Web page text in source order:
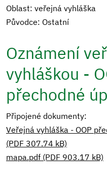
Oblast: veřejná vyhláška
Původce: Ostatní
Oznámení
vyhláškou -
přechodné
Připojené dokumenty:
Veřejná vyhláška - OOP
(PDF 307.74 kB)
mapa.pdf (PDF 903.17 kB)